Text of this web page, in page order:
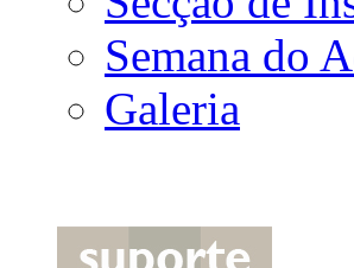
Semana do
Galeria